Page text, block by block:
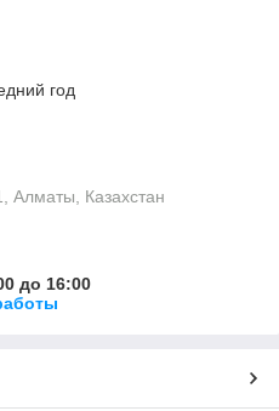
год
Алматы, Казахстан
до 16:00